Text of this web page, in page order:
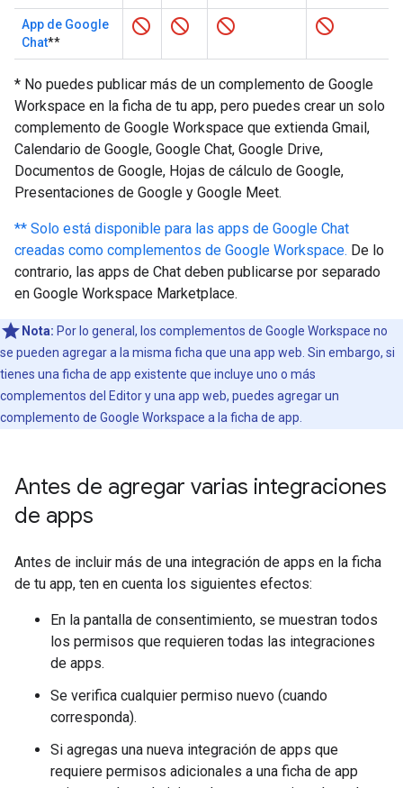
App de Google
Chat**
* No puedes publicar más de un complemento de Google
Workspace en la ficha de tu app, pero puedes crear un solo
complemento de Google Workspace que extienda Gmail,
Calendario de Google, Google Chat, Google Drive,
Documentos de Google, Hojas de cálculo de Google,
Presentaciones de Google y Google Meet.
** Solo está disponible para las apps de Google Chat
creadas como complementos de Google Workspace. De lo
contrario, las apps de Chat deben publicarse por separado
en Google Workspace Marketplace.
Nota: Por lo general, los complementos de Google Workspace no
se pueden agregar a la misma ficha que una app web. Sin embargo, si
tienes una ficha de app existente que incluye uno o más
complementos del Editor y una app web, puedes agregar un
complemento de Google Workspace a la ficha de app.
Antes de agregar varias integraciones
de apps
Antes de incluir más de una integración de apps en la ficha
de tu app, ten en cuenta los siguientes efectos:
En la pantalla de consentimiento, se muestran todos
los permisos que requieren todas las integraciones
de apps.
Se verifica cualquier permiso nuevo (cuando
corresponda).
Si agregas una nueva integración de apps que
requiere permisos adicionales a una ficha de app